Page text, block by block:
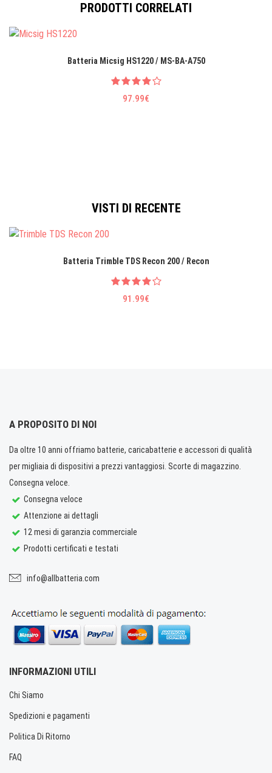
PRODOTTI CORRELATI
Batteria Micsig HS1220 / MS-BA-A750
97.99€
VISTI DI RECENTE
Batteria Trimble TDS Recon 200 / Recon
91.99€
A PROPOSITO DI NOI
Da oltre 10 anni offriamo batterie, caricabatterie e accessori di qualità
per migliaia di dispositivi a prezzi vantaggiosi. Scorte di magazzino.
Consegna veloce.
Consegna veloce
Attenzione ai dettagli
12 mesi di garanzia commerciale
Prodotti certificati e testati
info@allbatteria.com
INFORMAZIONI UTILI
Chi Siamo
Spedizioni e pagamenti
Politica Di Ritorno
FAQ